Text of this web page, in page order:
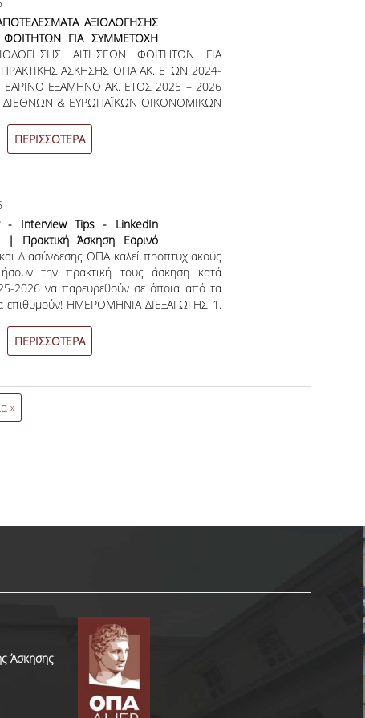
ΑΞΙΟΛΟΓΗΣΗΣ
ΦΟΙΤΗΤΩΝ ΓΙΑ ΣΥΜΜΕΤΟΧΗ
ΠΡΑΚΤΙΚΗΣ ΑΣΚΗΣΗΣ
ΕΞΑΜΗΝΟΥ ΑΚΑΔ. ΕΤΟΥΣ
ΑΙΤΗΣΕΩΝ ΦΟΙΤΗΤΩΝ ΓΙΑ
ΑΣΚΗΣΗΣ ΟΠΑ ΑΚ. ΕΤΩΝ 2024-
ΕΑΡΙΝΟ ΕΞΑΜΗΝΟ ΑΚ. ΕΤΟΣ 2025 – 2026
& ΕΥΡΩΠΑΪΚΩΝ ΟΙΚΟΝΟΜΙΚΩΝ
ΚΑΙ ΕΠΙΚΟΙΝΩΝΙΑΣ ΛΟΓΙΣΤΙΚΗΣ &
ΕΠΙΣΤΗΜΗΣ & ΤΕΧΝΟΛΟΓΙΑΣ
Αθηνών ακ. ετών 2024-2025,
ΠΕΡΙΣΣΟΤΕΡΑ
- Interview Tips - LinkedIn
| Πρακτική Άσκηση Εαρινό
Έτους 2025 - 2026
Διασύνδεσης ΟΠΑ καλεί προπτυχιακούς
την πρακτική τους άσκηση κατά
2026 να παρευρεθούν σε όποια από τα
επιθυμούν! ΗΜΕΡΟΜΗΝΙΑ ΔΙΕΞΑΓΩΓΗΣ 1.
Ερωτήσεις & Απαντήσεις - Role Play 3.
Ελάτε να δημιουργήσουμε μαζί ή
10434 Αθήνα |Γραφείο Πρακτικής
ΠΕΡΙΣΣΟΤΕΡΑ
»
Άσκησης